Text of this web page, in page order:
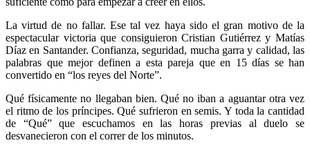
La virtud de no fallar. Ese tal vez haya sido el gran motivo de la
espectacular victoria que consiguieron Cristian Gutiérrez y Matías
Díaz en Santander. Confianza, seguridad, mucha garra y calidad, las
palabras que mejor definen a esta pareja que en 15 días se han
convertido en “los reyes del Norte”.
Qué físicamente no llegaban bien. Qué no iban a aguantar otra vez
el ritmo de los príncipes. Qué sufrieron en semis. Y toda la cantidad
de “Qué” que escuchamos en las horas previas al duelo se
desvanecieron con el correr de los minutos.